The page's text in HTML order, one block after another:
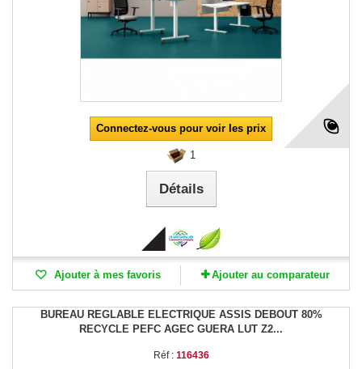
Connectez-vous pour voir les prix
1
Détails
Ajouter à mes favoris Ajouter au comparateur
BUREAU REGLABLE ELECTRIQUE ASSIS DEBOUT 80%
RECYCLE PEFC AGEC GUERA LUT Z2...
Réf : 116436